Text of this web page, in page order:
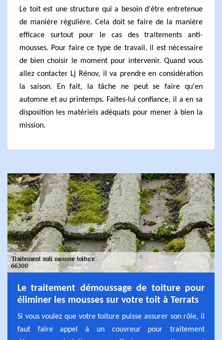
Le toit est une structure qui a besoin d'être entretenue
de manière régulière. Cela doit se faire de la manière
efficace surtout pour le cas des traitements anti-
mousses. Pour faire ce type de travail, il est nécessaire
de bien choisir le moment pour intervenir. Quand vous
allez contacter Lj Rénov, il va prendre en considération
la saison. En fait, la tâche ne peut se faire qu'en
automne et au printemps. Faites-lui confiance, il a en sa
disposition les matériels adéquats pour mener à bien la
mission.
Le traitement démoussage de toiture pour
éliminer les mousses sur votre toit à Terrats
Si vous voulez que votre toiture puisse assurer son rôle, il
faut faire appel à un couvreur pour traitement